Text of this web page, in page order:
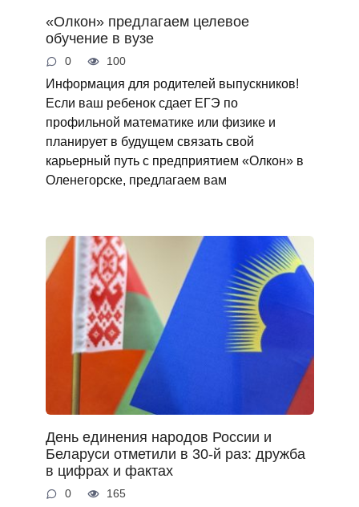
«Олкон» предлагаем целевое
обучение в вузе
0 100
Информация для родителей выпускников!
Если ваш ребенок сдает ЕГЭ по
профильной математике или физике и
планирует в будущем связать свой
карьерный путь с предприятием «Олкон» в
Оленегорске, предлагаем вам
День единения народов России и
Беларуси отметили в 30‑й раз: дружба
в цифрах и фактах
0 165